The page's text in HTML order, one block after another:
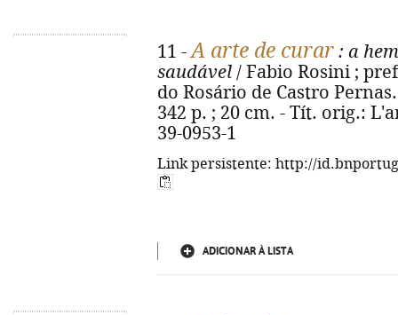
11 -A arte de curar : a
saudável / Fabio Rosini ;
do Rosário de Castro
342 p. ; 20 cm. - Tít. orig.:
39-0953-1
Link persistente: http://
ADICIONAR À LISTA